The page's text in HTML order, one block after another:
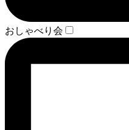
おしゃべり会